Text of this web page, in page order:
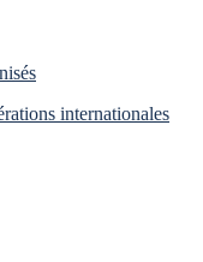
internationales